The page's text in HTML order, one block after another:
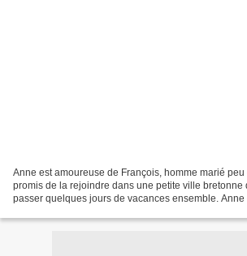
Anne est amoureuse de François, homme marié
promis de la rejoindre dans une petite ville bretonne
passer quelques jours de vacances ensemble.